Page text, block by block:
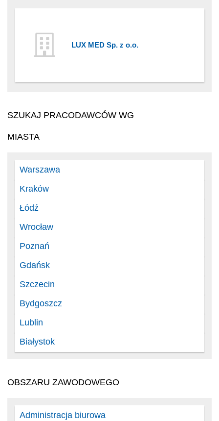
LUX MED Sp. z o.o.
SZUKAJ PRACODAWCÓW WG
MIASTA
Warszawa
Kraków
Łódź
Wrocław
Poznań
Gdańsk
Szczecin
Bydgoszcz
Lublin
Białystok
OBSZARU ZAWODOWEGO
Administracja biurowa